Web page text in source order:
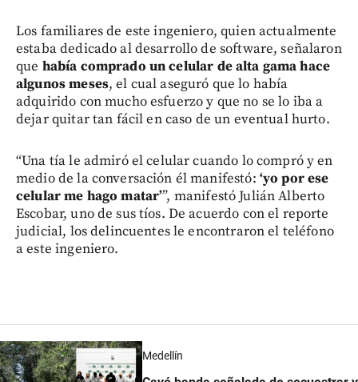
Los familiares de este ingeniero, quien actualmente
estaba dedicado al desarrollo de software, señalaron
que había comprado un celular de alta gama hace
algunos meses, el cual aseguró que lo había
adquirido con mucho esfuerzo y que no se lo iba a
dejar quitar tan fácil en caso de un eventual hurto.
“Una tía le admiró el celular cuando lo compró y en
medio de la conversación él manifestó: ‘yo por ese
celular me hago matar’”, manifestó Julián Alberto
Escobar, uno de sus tíos. De acuerdo con el reporte
judicial, los delincuentes le encontraron el teléfono
a este ingeniero.
Medellín